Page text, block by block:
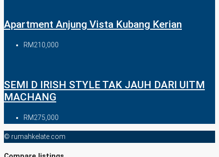
Apartment Anjung Vista Kubang Kerian
RM210,000
SEMI D IRISH STYLE TAK JAUH DARI UITM
MACHANG
RM275,000
© rumahkelate.com